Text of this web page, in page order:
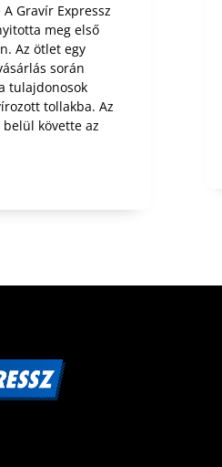
Gravír Expressz
meg első
Az ötlet egy
során
tulajdonosok
tollakba. Az
követte az